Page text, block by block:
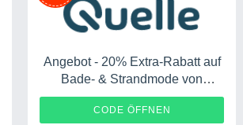
Angebot - 20% Extra-Rabatt auf
Bade- & Strandmode von
universal.at
CODE ÖFFNEN